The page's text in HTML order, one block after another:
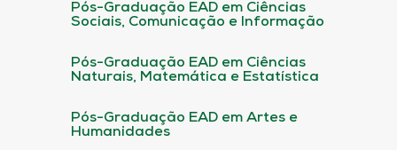
Pós-Graduação EAD em Ciências
Sociais, Comunicação e Informação
Pós-Graduação EAD em Ciências
Naturais, Matemática e Estatística
Pós-Graduação EAD em Artes e
Humanidades